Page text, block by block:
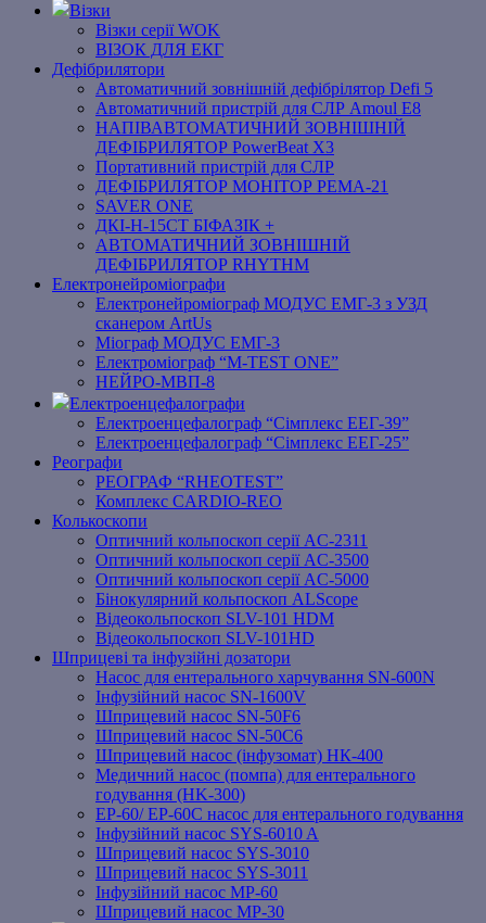
Візки
Візки серії WOK
ВІЗОК ДЛЯ ЕКГ
Дефібрилятори
Автоматичний зовнішній дефібрілятор Defi 5
Автоматичний пристрій для СЛР Amoul E8
НАПІВАВТОМАТИЧНИЙ ЗОВНІШНІЙ
ДЕФІБРИЛЯТОР PowerBeat X3
Портативний пристрій для СЛР
ДЕФІБРИЛЯТОР МОНІТОР РЕМА-21
SAVER ONE
ДКІ-Н-15СТ БІФАЗІК +
АВТОМАТИЧНИЙ ЗОВНІШНІЙ
ДЕФІБРИЛЯТОР RHYTHM
Електронейроміографи
Електронейроміограф МОДУС ЕМГ-3 з УЗД
сканером ArtUs
Міограф МОДУС ЕМГ-3
Електроміограф “M-TEST ONE”
НЕЙРО-МВП-8
Електроенцефалографи
Електроенцефалограф “Сімплекс ЕЕГ-39”
Електроенцефалограф “Сімплекс ЕЕГ-25”
Реографи
РЕОГРАФ “RHEOTEST”
Комплекс CARDIO-REO
Колькоскопи
Оптичний кольпоскоп серії AC-2311
Оптичний кольпоскоп серії AC-3500
Оптичний кольпоскоп серії AC-5000
Бінокулярний кольпоскоп ALScope
Відеокольпоскоп SLV-101 HDM
Відеокольпоскоп SLV-101HD
Шприцеві та інфузійні дозатори
Насос для ентерального харчування SN-600N
Інфузійний насос SN-1600V
Шприцевий насос SN-50F6
Шприцевий насос SN-50C6
Шприцевий насос (інфузомат) НК-400
Медичний насос (помпа) для ентерального
годування (HK-300)
EP-60/ EP-60C насос для ентерального годування
Інфузійний насос SYS-6010 A
Шприцевий насос SYS-3010
Шприцевий насос SYS-3011
Інфузійний насос MP-60
Шприцевий насос MP-30